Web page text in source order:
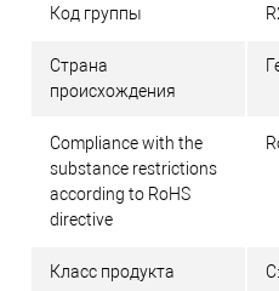
Код группы
Страна
происхождения
Compliance with the
substance restrictions
according to RoHS
directive
Класс продукта